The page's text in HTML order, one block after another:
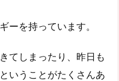
ーを持っています。
てしまったり、昨日も
いうことがたくさんあ